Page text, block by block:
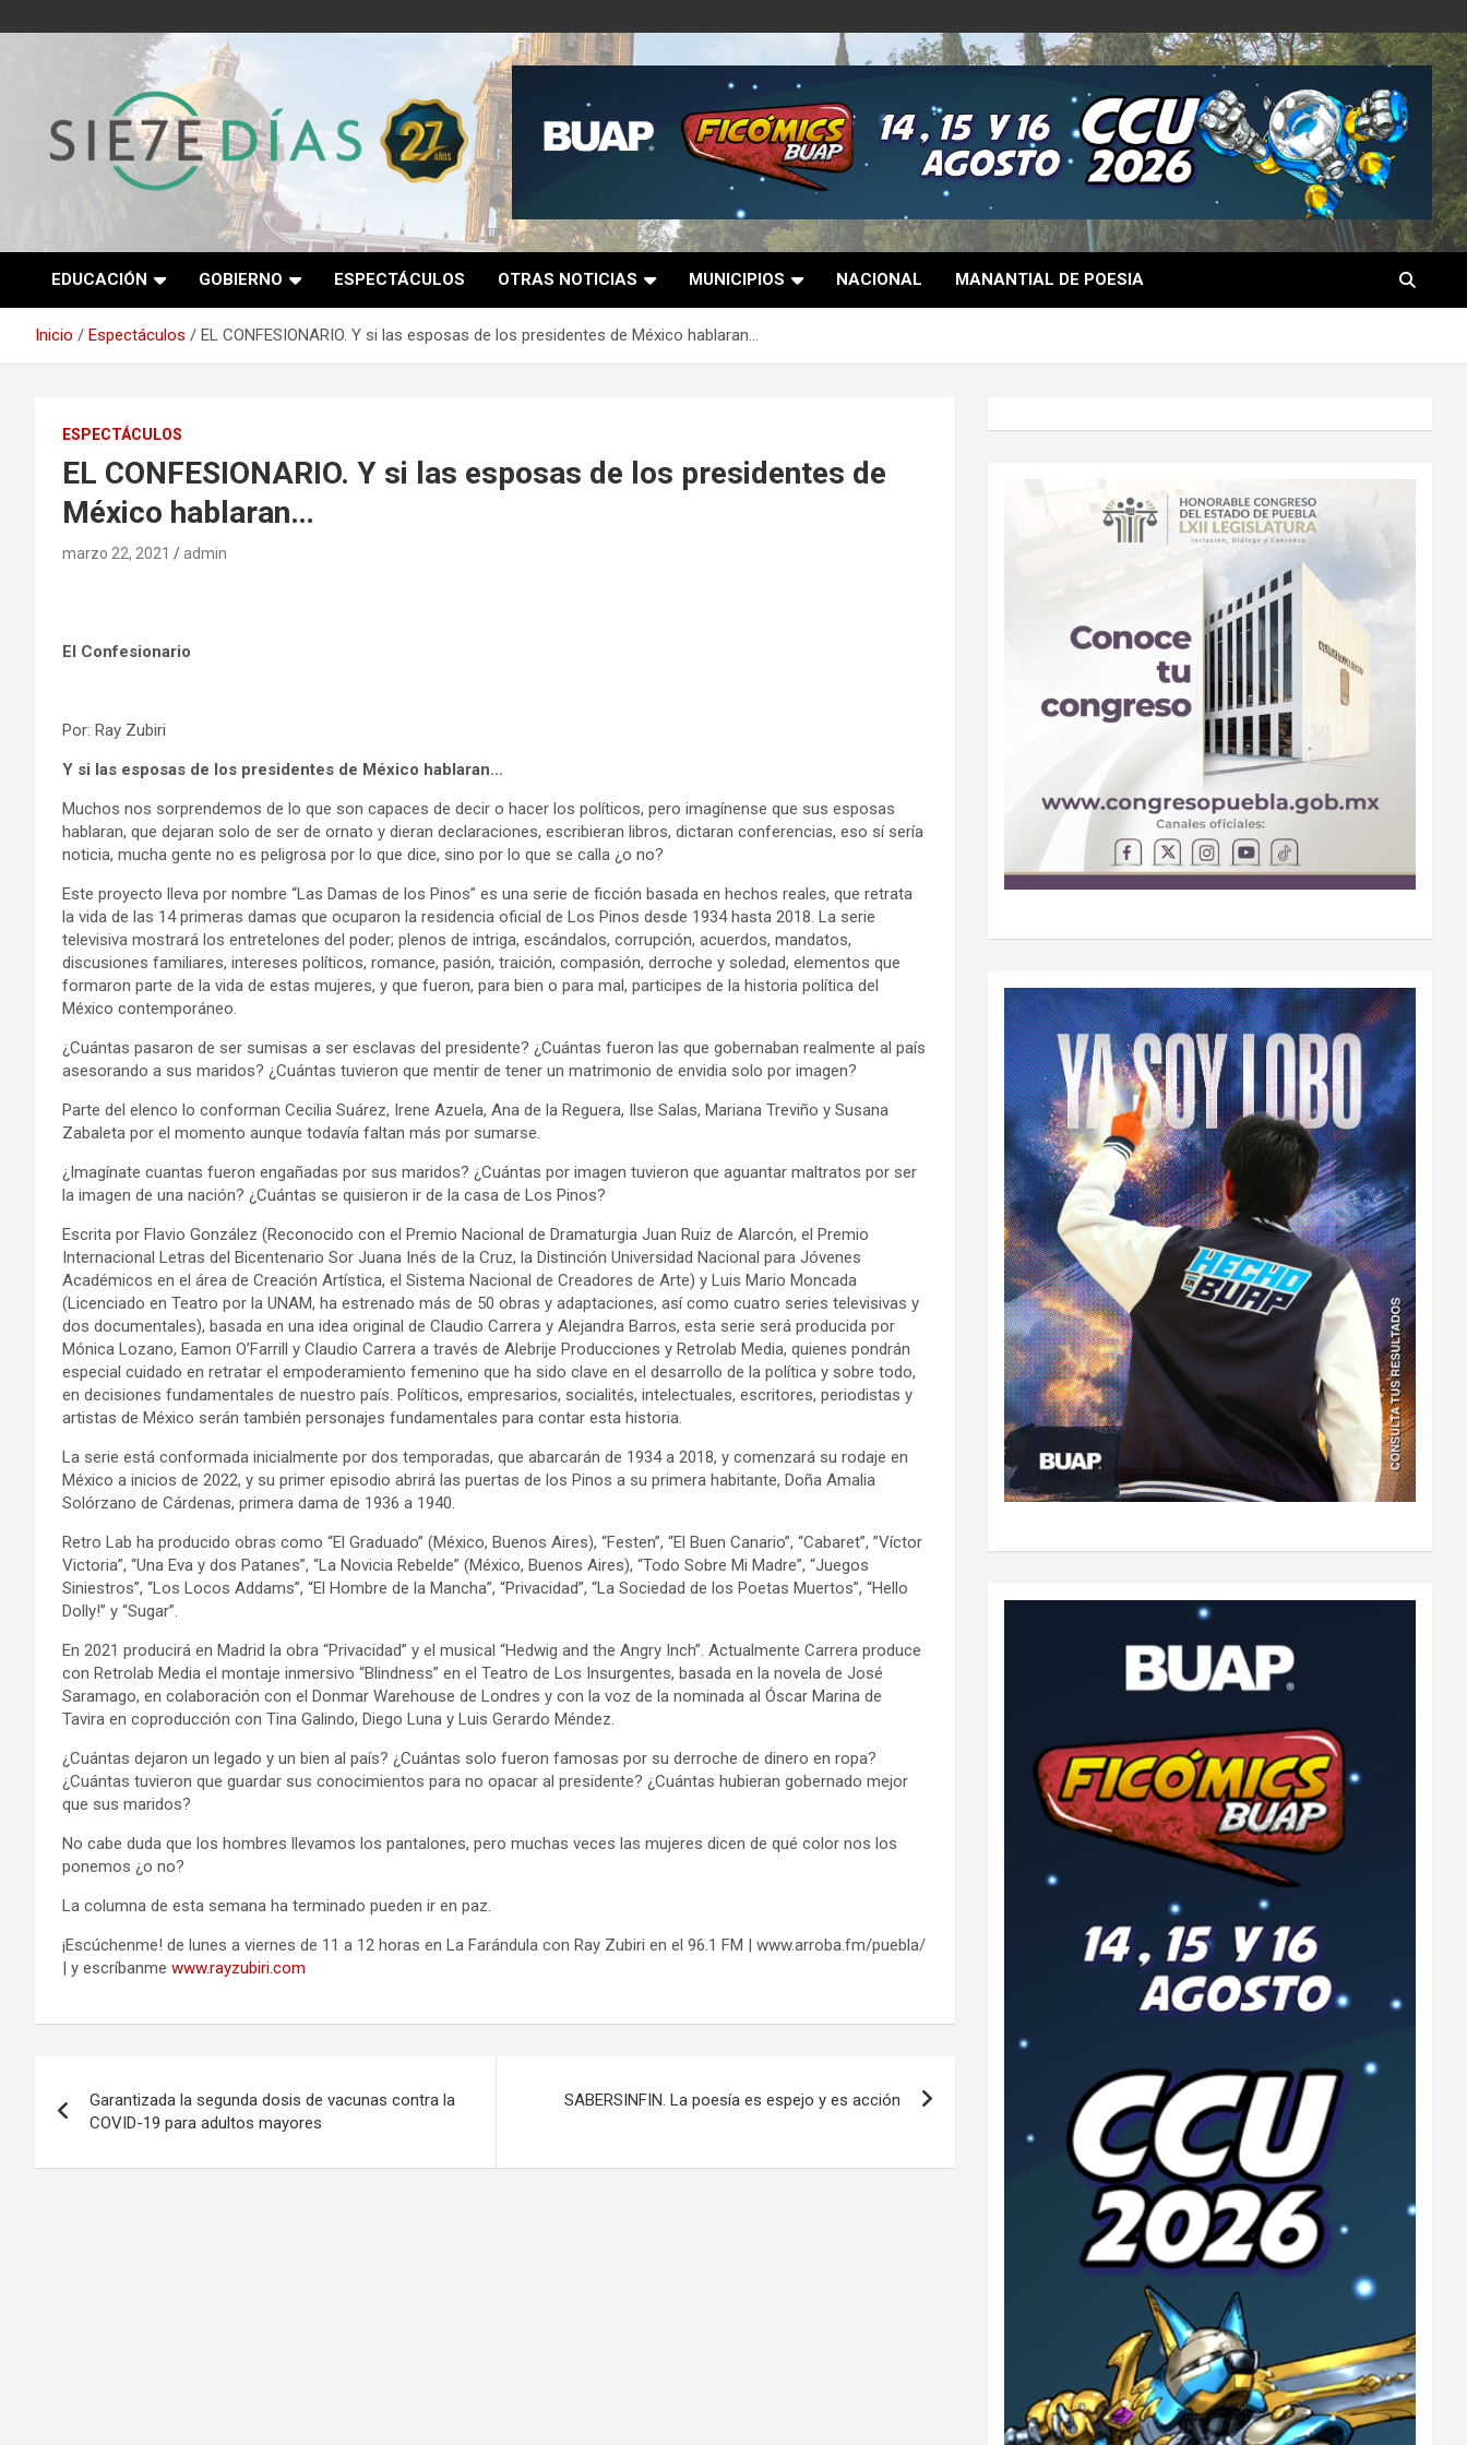
al
Semanario 7 Días
EDUCACIÓN GOBIERNO ESPECTÁCULOS OTRAS NOTICIAS MUNICIPIOS NACIONAL MANANTIAL DE POESIA
Inicio Espectáculos EL CONFESIONARIO. Y si las esposas de los presidentes de México hablaran…
ESPECTÁCULOS
EL CONFESIONARIO. Y si las esposas de los presidentes de
México hablaran…
marzo 22, 2021 admin
El Confesionario
Por: Ray Zubiri
Y si las esposas de los presidentes de México hablaran…
Muchos nos sorprendemos de lo que son capaces de decir o hacer los políticos, pero imagínense que sus esposas
hablaran, que dejaran solo de ser de ornato y dieran declaraciones, escribieran libros, dictaran conferencias, eso sí sería
noticia, mucha gente no es peligrosa por lo que dice, sino por lo que se calla ¿o no?
Este proyecto lleva por nombre “Las Damas de los Pinos” es una serie de ficción basada en hechos reales, que retrata
la vida de las 14 primeras damas que ocuparon la residencia oficial de Los Pinos desde 1934 hasta 2018. La serie
televisiva mostrará los entretelones del poder; plenos de intriga, escándalos, corrupción, acuerdos, mandatos,
discusiones familiares, intereses políticos, romance, pasión, traición, compasión, derroche y soledad, elementos que
formaron parte de la vida de estas mujeres, y que fueron, para bien o para mal, participes de la historia política del
México contemporáneo.
¿Cuántas pasaron de ser sumisas a ser esclavas del presidente? ¿Cuántas fueron las que gobernaban realmente al país
asesorando a sus maridos? ¿Cuántas tuvieron que mentir de tener un matrimonio de envidia solo por imagen?
Parte del elenco lo conforman Cecilia Suárez, Irene Azuela, Ana de la Reguera, Ilse Salas, Mariana Treviño y Susana
Zabaleta por el momento aunque todavía faltan más por sumarse.
¿Imagínate cuantas fueron engañadas por sus maridos? ¿Cuántas por imagen tuvieron que aguantar maltratos por ser
la imagen de una nación? ¿Cuántas se quisieron ir de la casa de Los Pinos?
Escrita por Flavio González (Reconocido con el Premio Nacional de Dramaturgia Juan Ruiz de Alarcón, el Premio
Internacional Letras del Bicentenario Sor Juana Inés de la Cruz, la Distinción Universidad Nacional para Jóvenes
Académicos en el área de Creación Artística, el Sistema Nacional de Creadores de Arte) y Luis Mario Moncada
(Licenciado en Teatro por la UNAM, ha estrenado más de 50 obras y adaptaciones, así como cuatro series televisivas y
dos documentales), basada en una idea original de Claudio Carrera y Alejandra Barros, esta serie será producida por
Mónica Lozano, Eamon O’Farrill y Claudio Carrera a través de Alebrije Producciones y Retrolab Media, quienes pondrán
especial cuidado en retratar el empoderamiento femenino que ha sido clave en el desarrollo de la política y sobre todo,
en decisiones fundamentales de nuestro país. Políticos, empresarios, socialités, intelectuales, escritores, periodistas y
artistas de México serán también personajes fundamentales para contar esta historia.
La serie está conformada inicialmente por dos temporadas, que abarcarán de 1934 a 2018, y comenzará su rodaje en
México a inicios de 2022, y su primer episodio abrirá las puertas de los Pinos a su primera habitante, Doña Amalia
Solórzano de Cárdenas, primera dama de 1936 a 1940.
Retro Lab ha producido obras como “El Graduado” (México, Buenos Aires), “Festen”, “El Buen Canario”, “Cabaret”, ”Víctor
Victoria”, “Una Eva y dos Patanes”, “La Novicia Rebelde” (México, Buenos Aires), “Todo Sobre Mi Madre”, “Juegos
Siniestros”, “Los Locos Addams”, “El Hombre de la Mancha”, “Privacidad”, “La Sociedad de los Poetas Muertos”, “Hello
Dolly!” y “Sugar”.
En 2021 producirá en Madrid la obra “Privacidad” y el musical “Hedwig and the Angry Inch”. Actualmente Carrera produce
con Retrolab Media el montaje inmersivo “Blindness” en el Teatro de Los Insurgentes, basada en la novela de José
Saramago, en colaboración con el Donmar Warehouse de Londres y con la voz de la nominada al Óscar Marina de
Tavira en coproducción con Tina Galindo, Diego Luna y Luis Gerardo Méndez.
¿Cuántas dejaron un legado y un bien al país? ¿Cuántas solo fueron famosas por su derroche de dinero en ropa?
¿Cuántas tuvieron que guardar sus conocimientos para no opacar al presidente? ¿Cuántas hubieran gobernado mejor
que sus maridos?
No cabe duda que los hombres llevamos los pantalones, pero muchas veces las mujeres dicen de qué color nos los
ponemos ¿o no?
​La columna de esta semana ha terminado pueden ir en paz.
¡Escúchenme! de lunes a viernes de 11 a 12 horas en La Farándula con Ray Zubiri en el 96.1 FM | www.arroba.fm/puebla/
| y escríbanme www.rayzubiri.com
de
entradas
Garantizada la segunda dosis de vacunas contra la
COVID-19 para adultos mayores
­­SABERSINFIN. La poesía es espejo y es acción